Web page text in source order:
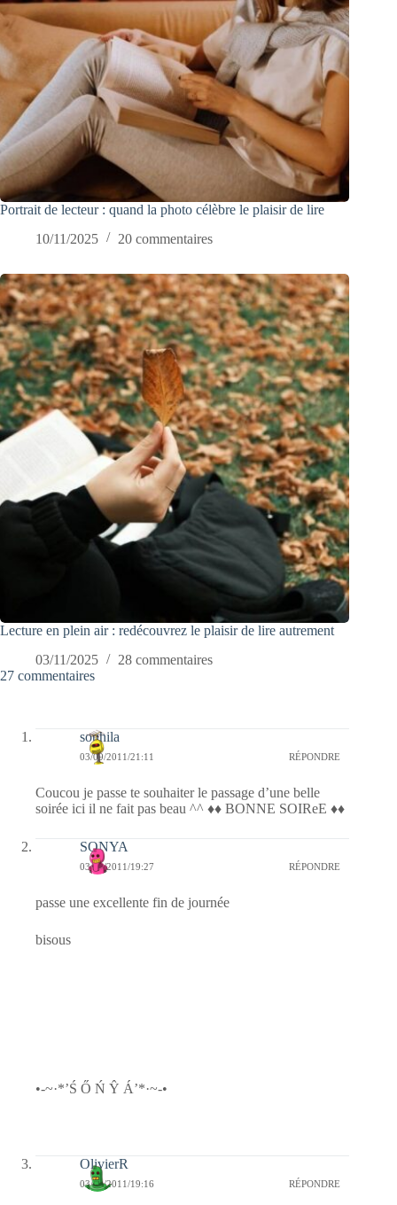
Portrait de lecteur : quand la photo célèbre le plaisir de lire
10/11/2025
20 commentaires
Lecture en plein air : redécouvrez le plaisir de lire autrement
03/11/2025
28 commentaires
27 commentaires
souhila
03/09/2011/21:11 RÉPONDRE
Coucou je passe te souhaiter le passage d’une belle
soirée ici il ne fait pas beau ^^ ♦♦ BONNE SOIReE ♦♦
SONYA
03/09/2011/19:27 RÉPONDRE
passe une excellente fin de journée
bisous
•-~·*’Ś Ő Ń Ŷ Á’*·~-•
OlivierR
03/09/2011/19:16 RÉPONDRE